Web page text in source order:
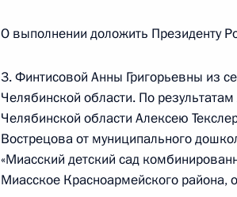
17 апреля 2024 года, среда
О ходе исполнения поручения,
конференц-связи жительницы
по поручению Президента
Российской Федерации –
О выполнении доложить Президенту
3. Финтисовой Анны Григорьевны из
Челябинской области. По
Челябинской области Алексею
Вострецова от муниципального
«Миасский детский сад
Миасское Красноармейского района,